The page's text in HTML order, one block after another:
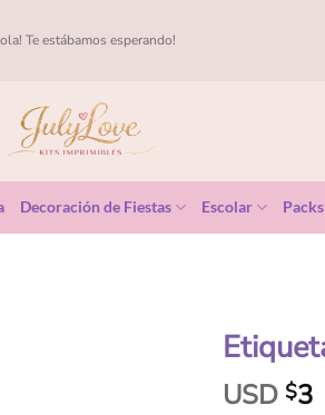
Te estábamos esperando!
Decoración de Fiestas Escolar Packs
USD $3